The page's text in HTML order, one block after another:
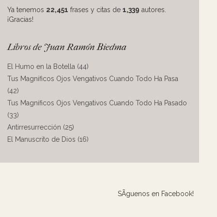
Ya tenemos 22,451 frases y citas de 1,339 autores.
¡Gracias!
Libros de Juan Ramón Biedma
El Humo en la Botella (44)
Tus Magníficos Ojos Vengativos Cuando Todo Ha Pasa
(42)
Tus Magníficos Ojos Vengativos Cuando Todo Ha Pasado
(33)
Antirresurrección (25)
El Manuscrito de Dios (16)
SÃ­guenos en Facebook!